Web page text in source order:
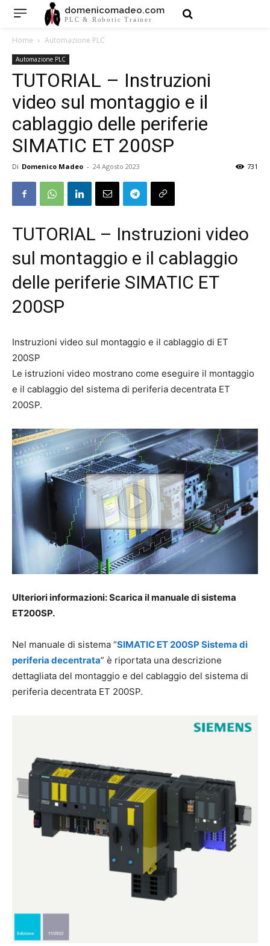
domenicomadeo.com
PLC & Robotic Trainer
Home Automazione PLC
Automazione PLC
TUTORIAL – Instruzioni
video sul montaggio e il
cablaggio delle periferie
SIMATIC ET 200SP
Di Domenico Madeo - 24 Agosto 2023 731
TUTORIAL – Instruzioni video
sul montaggio e il cablaggio
delle periferie SIMATIC ET
200SP
Instruzioni video sul montaggio e il cablaggio di ET
200SP
Le istruzioni video mostrano come eseguire il montaggio
e il cablaggio del sistema di periferia decentrata ET
200SP.
Ulteriori informazioni: Scarica il manuale di sistema
ET200SP.
Nel manuale di sistema “SIMATIC ET 200SP Sistema di
periferia decentrata” è riportata una descrizione
dettagliata del montaggio e del cablaggio del sistema di
periferia decentrata ET 200SP.